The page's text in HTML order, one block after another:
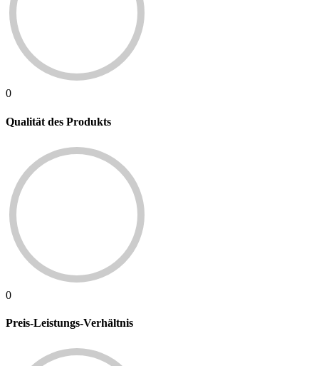
0
Qualität des Produkts
0
Preis-Leistungs-Verhältnis